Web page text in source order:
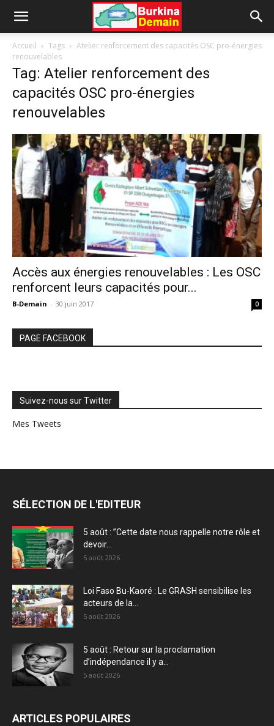
Accueil Tags
Atelier renforcement des capacités OSC pro-énergies
renouvelables
Tag: Atelier renforcement des
capacités OSC pro-énergies
renouvelables
Accès aux énergies renouvelables : Les OSC
renforcent leurs capacités pour...
B-Demain - 30 juin 2017 0
PAGE FACEBOOK
Suivez-nous sur Twitter
Mes Tweets
SÉLECTION DE L'EDITEUR
5 août : ”Cette date nous rappelle notre rôle et
devoir...
5 août 2026
Loi Faso Bu-Kaoré : Le GRASH sensibilise les
acteurs de la...
5 août 2026
5 août : Retour sur la proclamation
d’indépendance il y a...
5 août 2026
ARTICLES POPULAIRES